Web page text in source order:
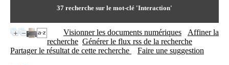
9h00-12h00 13h30-16h00
+33(0)4 37 91 54 65
Fax:+33(0)4 37 91 54 37
Mail
37 recherche sur le mot-clé 'Interaction'
Visionner les documents numériques
Affiner la
recherche Générer le flux rss de la recherche
Partager le résultat de cette recherche
Faire une suggestion
t
n
t